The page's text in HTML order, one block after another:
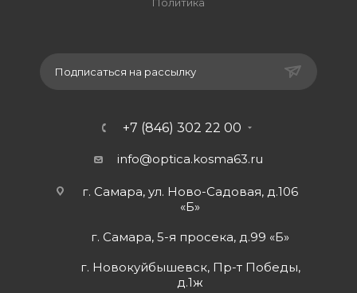
Политика
Подписаться на рассылку
+7 (846) 302 22 00
info@optica.kosma63.ru
г. Самара, ул. Ново-Садовая, д.106
«Б»
г. Самара, 5-я просека, д.99 «Б»
г. Новокуйбышевск, Пр-т Победы,
д.1ж